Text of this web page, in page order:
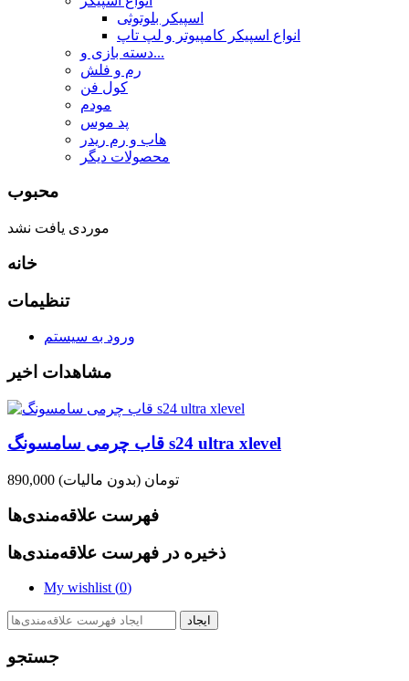
اسپیکر بلوتوثی
انواع اسپیکر کامپیوتر و لپ تاپ
دسته بازی و...
رم و فلش
کول فن
مودم
پد موس
هاب و رم ریدر
محصولات دیگر
محبوب
موردی یافت نشد
خانه
تنظیمات
ورود به سیستم
مشاهدات اخیر
قاب چرمی سامسونگ s24 ultra xlevel
890,000 تومان (بدون مالیات)
فهرست علاقه‌مندی‌ها
ذخیره در فهرست علاقه‌مندی‌ها
My wishlist (0)
ایجاد
جستجو